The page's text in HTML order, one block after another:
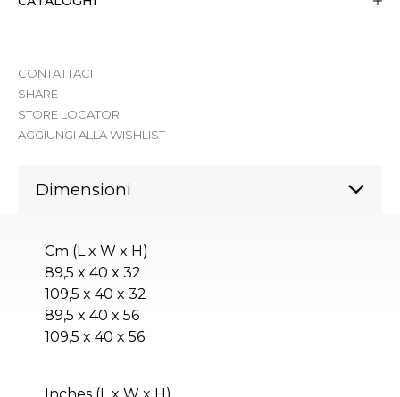
CONTATTACI
SHARE
STORE LOCATOR
AGGIUNGI ALLA WISHLIST
Dimensioni
Cm (L x W x H)
89,5 x 40 x 32
109,5 x 40 x 32
89,5 x 40 x 56
109,5 x 40 x 56
Inches (L x W x H)